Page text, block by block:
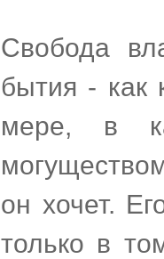
Свобода
бытия - как
мере, в
он хочет.
только в